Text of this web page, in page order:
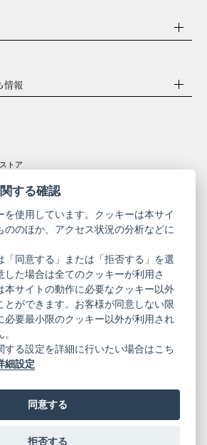
情報
トア
ート
きものやまと振
袖
サイト
ご利用案内
特定商取引法に基づく表記
© 2019 YAMATO CO, LTD.
する確認
を使用しています。クッキーは本サイ
ののほか、アクセス状況の分析などに
「同意する」または「拒否する」を選
した場合は全てのクッキーが利用さ
本サイトの動作に必要なクッキー以外
とができます。お客様が同意しない限
必要最小限のクッキー以外が利用され
する設定を詳細に行いたい場合はこち
細設定
同意する
拒否する